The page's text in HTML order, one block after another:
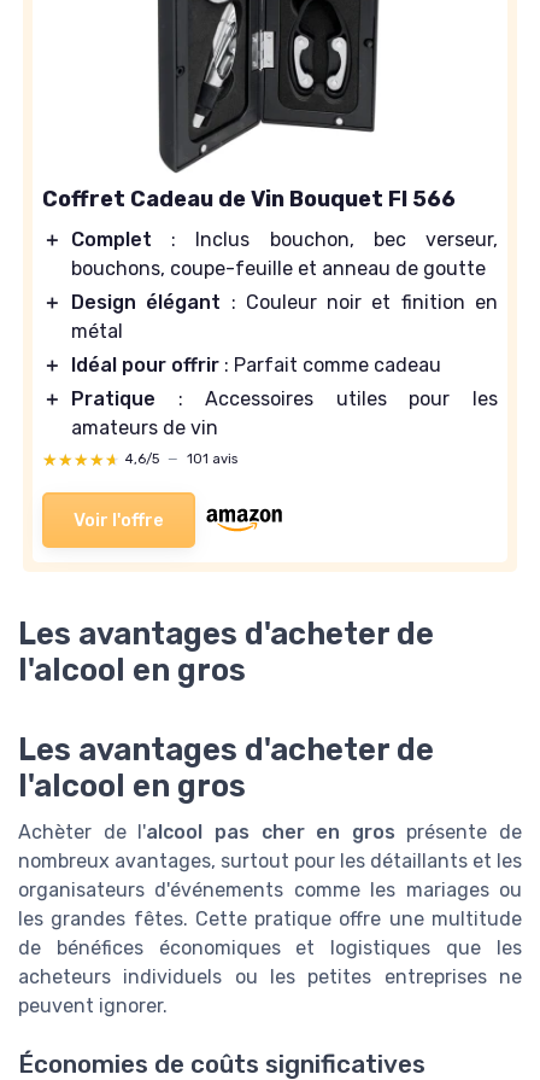
Coffret Cadeau de Vin Bouquet FI 566
＋ Complet : Inclus bouchon, bec verseur,
bouchons, coupe-feuille et anneau de goutte
＋
Design élégant : Couleur noir et finition en
métal
＋
Idéal pour offrir : Parfait comme cadeau
＋
Pratique : Accessoires utiles pour les
amateurs de vin
★★★★★
★★★★★ 4,6/5 — 101 avis
Voir l'offre
Les avantages d'acheter de
l'alcool en gros
Les avantages d'acheter de
l'alcool en gros
Achèter de l'alcool pas cher en gros présente de
nombreux avantages, surtout pour les détaillants et les
organisateurs d'événements comme les mariages ou
les grandes fêtes. Cette pratique offre une multitude
de bénéfices économiques et logistiques que les
acheteurs individuels ou les petites entreprises ne
peuvent ignorer.
Économies de coûts significatives